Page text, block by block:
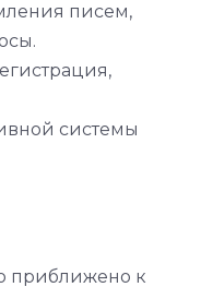
писем,
системы
приближено к